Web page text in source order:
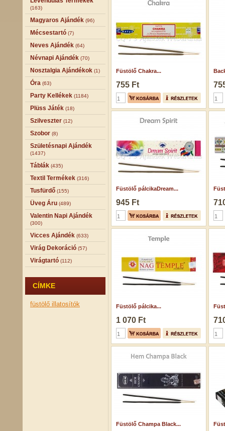
(163)
Magyaros Ajándék (96)
Mécsestartó (7)
Neves Ajándék (64)
Névnapi Ajándék (70)
Nosztalgia Ajándékok (1)
Óra (63)
Party Kellékek (1184)
Plüss Játék (18)
Szilveszter (12)
Szobor (8)
Születésnapi Ajándék
(1437)
Táblák (435)
Textil Termékek (316)
Tusfürdő (155)
Üveg Áru (489)
Valentin Napi Ajándék
(300)
Vicces Ajándék (633)
Virág Dekoráció (57)
Virágtartó (112)
CÍMKE
füstölő illatosítók
Füstölő Chakra...
755 Ft
Füstölő pálcikaDream...
945 Ft
Füstölő pálcika...
1 070 Ft
Füstölő Champa Black...